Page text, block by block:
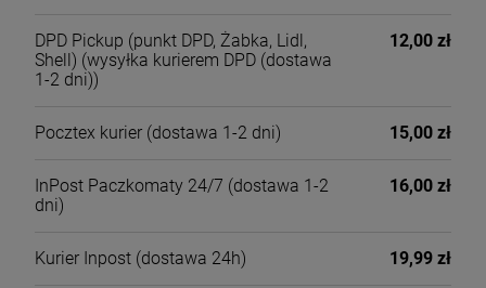
DPD Pickup (punkt DPD, Żabka, Lidl,
Shell) (wysyłka kurierem DPD (dostawa
1-2 dni))
12,00 zł
Pocztex kurier (dostawa 1-2 dni) 15,00 zł
InPost Paczkomaty 24/7 (dostawa 1-2
dni)
16,00 zł
Kurier Inpost (dostawa 24h) 19,99 zł